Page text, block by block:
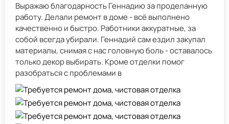
Выражаю благодарность Геннадию за проделанную
работу. Делали ремонт в доме - всё выполнено
качественно и быстро. Работники аккуратные, за
собой всегда убирали. Геннадий сам ездил закупал
материалы, снимая с нас головную боль - оставалось
только декор выбирать. Кроме отделки помог
разобраться с проблемами в